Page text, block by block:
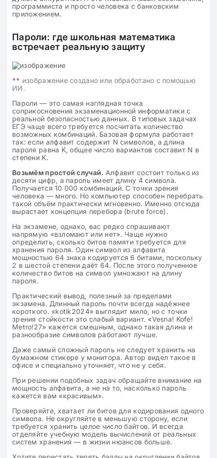
программиста и просто человека с банковским
приложением.
Пароли: где школьная математика
встречает реальную защиту
** изображение создано или обработано с помощью
ИИ.
Пароли — это самая наглядная точка
соприкосновения экзаменационной информатики с
реальной безопасностью данных. В типовых задачах
ЕГЭ чаще всего требуется посчитать количество
возможных комбинаций. Базовая формула работает
так: если алфавит содержит N символов, а длина
пароля равна K, общее число вариантов составит N в
степени K.
Возьмём простой случай. Алфавит состоит только из
десяти цифр, а пароль имеет длину 4 символа.
Получается 10 000 комбинаций. С точки зрения
человека — много. Но компьютер способен перебрать
такой объём практически мгновенно. Именно отсюда
вырастает концепция перебора (brute force).
На экзамене, однако, вас редко спрашивают
напрямую «взломают или нет». Чаще нужно
определить, сколько битов памяти требуется для
хранения пароля. Один символ из алфавита
мощностью 64 знака кодируется 6 битами, поскольку
2 в шестой степени даёт 64. После этого полученное
количество битов на символ умножают на длину
пароля.
Практический вывод, полезный за пределами
экзамена. Длинный пароль почти всегда надёжнее
короткого. «kotik2024» выглядит мило, но с точки
зрения стойкости это слабый вариант. «Vesna! Kofe!
Metro!27» кажется смешным, однако такая длина и
разнообразие символов работают лучше.
Даже самый сложный пароль не следует хранить на
бумажном стикере у монитора. Автор видел такое в
офисе и специально уточняет, что не у себя.
При решении подобных задач обращайте внимание на
мощность алфавита, а не на то, насколько пароль
кажется вам «красивым».
Проверяйте, хватает ли битов для кодирования одного
символа. Не округляйте в меньшую сторону, если
требуется хранить целое число байтов. И всегда
отделяйте учебную модель вычислений от реальных
систем хранения — в жизни нюансов больше.